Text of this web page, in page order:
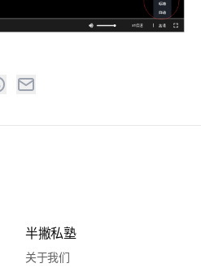
半撇私塾
关于我们